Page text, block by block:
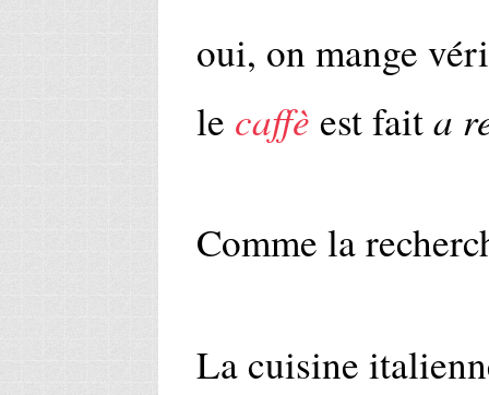
oui, on mange
le caffè est faita
Comme la
La cuisine